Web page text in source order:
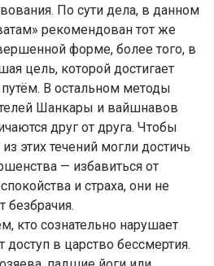
По сути дела, в данном
рекомендован тот же
форме, более того, в
цель, которой достигает
В остальном методы
Шанкары и вайшнавов
друг от друга. Чтобы
этих течений могли достичь
— избавиться от
и страха, они не
кто сознательно нарушает
доступ в царство бессмертия.